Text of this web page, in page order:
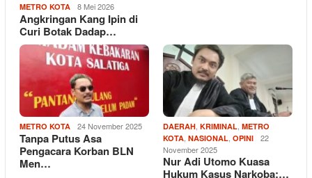
METRO KOTA 8 Mei 2026
Angkringan Kang Ipin di
Curi Botak Dadap…
METRO KOTA 24 November 2025
Tanpa Putus Asa
Pengacara Korban BLN
Men…
DAERAH, KRIMINAL, METRO
KOTA, NASIONAL, OPINI
22
November 2025
Nur Adi Utomo Kuasa
Hukum Kasus Narkoba:…